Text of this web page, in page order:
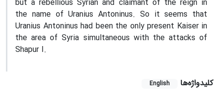
but a rebellious Syrian and claimant of the reign in
the name of Uranius Antoninus. So it seems that
Uranius Antoninus had been the only present Kaiser in
the area of Syria simultaneous with the attacks of
Shapur I.
کلیدواژه‌ها English